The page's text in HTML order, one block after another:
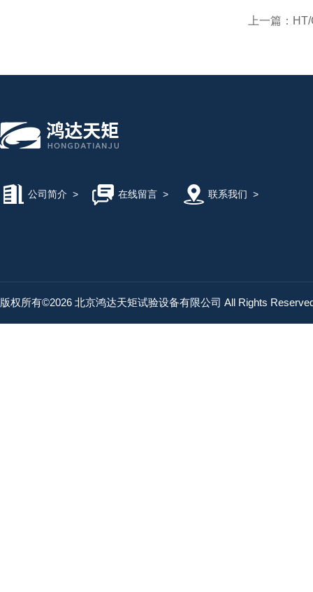
上一篇：
公司简介 > 在线留言> 联系我们 >
版权所有©2026 北京鸿达天矩试验设备有限公司 All Rights